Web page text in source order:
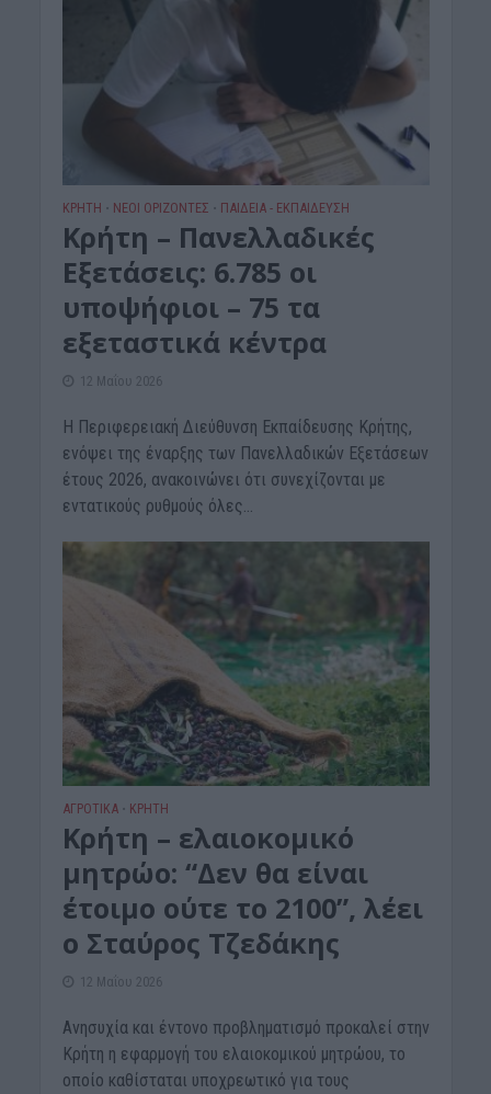
ΚΡΗΤΗ • ΝΕΟΙ ΟΡΙΖΟΝΤΕΣ • ΠΑΙΔΕΙΑ - ΕΚΠΑΙΔΕΥΣΗ
Κρήτη – Πανελλαδικές
Εξετάσεις: 6.785 οι
υποψήφιοι – 75 τα
εξεταστικά κέντρα
12 Μαΐου 2026
Η Περιφερειακή Διεύθυνση Εκπαίδευσης Κρήτης,
ενόψει της έναρξης των Πανελλαδικών Εξετάσεων
έτους 2026, ανακοινώνει ότι συνεχίζονται με
εντατικούς ρυθμούς όλες...
ΑΓΡΟΤΙΚΑ • ΚΡΗΤΗ
Κρήτη – ελαιοκομικό
μητρώο: “Δεν θα είναι
έτοιμο ούτε το 2100”, λέει
ο Σταύρος Τζεδάκης
12 Μαΐου 2026
Ανησυχία και έντονο προβληματισμό προκαλεί στην
Κρήτη η εφαρμογή του ελαιοκομικού μητρώου, το
οποίο καθίσταται υποχρεωτικό για τους